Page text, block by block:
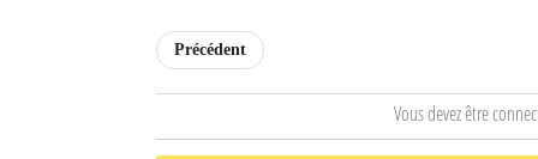
Précédent
Vous devez être